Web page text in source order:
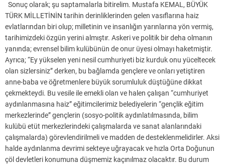
Sonuç olarak; şu saptamalarla bitirelim. Mustafa KEMAL, BÜYÜK
TÜRK MİLLETİNİN tarihin derinliklerinden gelen vasıflarına haiz
evlatlarından biri olup; milletinin ve insanlığın yarınlarına yön vermiş,
tarihimizdeki özgün yerini almıştır. Askeri ve politik bir deha olmanın
yanında; evrensel bilim kulübünün de onur üyesi olmayı haketmiştir.
Ayrıca; “Ey yükselen yeni nesil cumhuriyeti biz kurduk onu yüceltecek
olan sizlersiniz” derken, bu bağlamda gençlere ve onları yetiştiren
anne-baba ve öğretmenlere büyük sorumluluk düştüğüne dikkat
çekmekteydi. Bu vesile ile emekli olan ve halen çalışan “cumhuriyet
aydınlanmasına haiz” eğitimcilerimiz belediyelerin “gençlik eğitim
merkezlerinde” gençlerin (sosyo-politik aydınlatılmasında, bilim
kulübü etüt merkezlerindeki çalışmalarda ve sanat alanlarındaki
çalışmalarda) görevlendirilmeli ve madden de desteklenmelidirler. Aksi
halde aydınlanma devrimi sekteye uğrayacak ve hızla Orta Doğunun
çöl devletleri konumuna düşmemiz kaçınılmaz olacaktır. Bu durum